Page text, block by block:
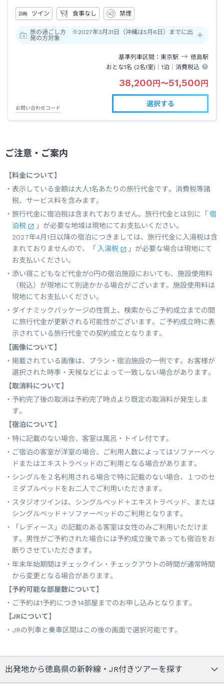
ツイン 食事なし 禁煙
旅の過ごし方 ※2027年3月31日（沖縄は5月6日）までに出
発の方対象
基準列車区間 東京駅 徳島駅
おとな1名 (2名1室)｜1泊 ｜消費税込
38,200 円 〜51,500 円
お問い合わせコード
選択する
ご注意・ご案内
【料金について】
表示している金額は大人1名あたりの旅行代金です。消費税等諸
税、サービス料を含みます。
旅行代金に宿泊税は含まれておりません。旅行代金とは別に「 宿
泊税
」が必要な地域は現地にてお支払いください。
2027年4月1日以降の宿泊につきましては、旅行代金に入湯税は含
まれておりませんので、「 入湯税
」が必要な場合は現地にて
お支払いください。
添い寝こどもなど代金が0円の宿泊施設においても、施設使用料
（税込）が現地にて別途かかる場合がございます。施設使用料は
現地にてお支払いください。
ダイナミックパッケージの性質上、検索からご予約成立までの間
に旅行代金が更新される可能性がございます。ご予約成立時に表
示されている旅行代金での契約成立となります。
【画像について】
掲載されている画像は、プラン・宿泊施設の一例です。お客様が
選択された時季・天候などによって一致しない場合があります。
【取消料について】
予約完了後の取消は予約完了時点より既定の取消料が発生しま
す。
【宿泊について】
特に記載のない場合、客室は風呂・トイレ付です。
ご宿泊の客室が洋室の場合、ご利用人数によってはソファーベッ
ドまたはエキストラベッドのご利用となる場合があります。
シングルを２名利用される場合で特に記載のない場合、１つのセ
ミダブルベッドをお二人でご利用いただきます。
スタジオツインは、シングルベッド＋エキストラベッド、または
シングルベッド＋ソファーベッドのご利用となります。
「レディース」の記載のある客室は女性のみご利用いただけま
す。男性がご予約された場合には予約成立後であっても宿泊をお
断りさせていただきます。
年末年始期間はチェックイン・チェックアウトの時間が通常時間
から変更となる場合があります。
【予約可能な部屋数について】
ご予約は1予約につき14部屋までのお申し込みとなります。
【JRについて】
JRの列車と乗車区間はこの後の画面で選択可能です。
出発地から徳島県の新幹線・JR付きツアーを探す